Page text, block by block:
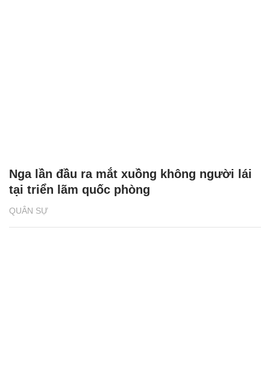
QUÂN SỰ
Nga lần đầu ra mắt xuồng không người lái
tại triển lãm quốc phòng